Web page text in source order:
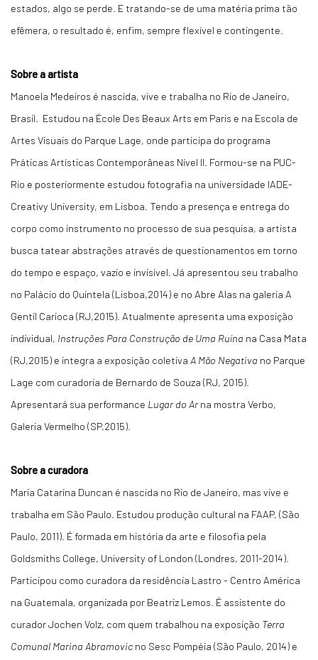
estados, algo se perde. E tratando-se de uma matéria prima tão
efêmera, o resultado é, enfim, sempre flexível e contingente.
Sobre a artista
Manoela Medeiros é nascida, vive e trabalha no Rio de Janeiro,
Brasil. Estudou na École Des Beaux Arts em Paris e na Escola de
Artes Visuais do Parque Lage, onde participa do programa
Práticas Artísticas Contemporâneas Nível II. Formou-se na PUC-
Rio e posteriormente estudou fotografia na universidade IADE-
Creativy University, em Lisboa. Tendo a presença e entrega do
corpo como instrumento no processo de sua pesquisa, a artista
busca tatear abstrações através de questionamentos em torno
do tempo e espaço, vazio e invisível. Já apresentou seu trabalho
no Palácio do Quintela (Lisboa,2014) e no Abre Alas na galeria A
Gentil Carioca (RJ,2015). Atualmente apresenta uma exposição
individual, Instruções Para Construção de Uma Ruína na Casa Mata
(RJ,2015) e integra a exposição coletiva A Mão Negativa no Parque
Lage com curadoria de Bernardo de Souza (RJ, 2015).
Apresentará sua performance Lugar do Arna mostra Verbo,
Galeria Vermelho (SP,2015).
Sobre a curadora
Maria Catarina Duncan é nascida no Rio de Janeiro, mas vive e
trabalha em São Paulo. Estudou produção cultural na FAAP, (São
Paulo, 2011). É formada em história da arte e filosofia pela
Goldsmiths College, University of London (Londres, 2011-2014).
Participou como curadora da residência Lastro - Centro América
na Guatemala, organizada por Beatriz Lemos. É assistente do
curador Jochen Volz, com quem trabalhou na exposição Terra
Comunal Marina Abramovic no Sesc Pompéia (São Paulo, 2014) e